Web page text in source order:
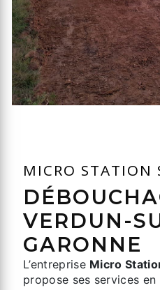
MICRO STATION
DÉBOUCHAGE À
VERDUN-
GARONNE
L’entreprise Micro
propose ses services en